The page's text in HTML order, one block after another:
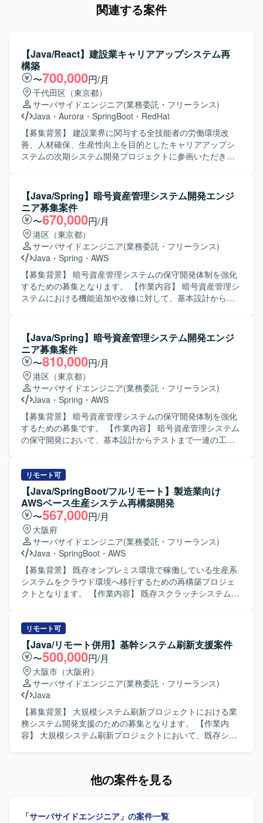
関連する案件
【Java/React】建設業キャリアアップシステム再
構築
〜700,000円/月
千代田区（東京都）
サーバサイドエンジニア(業務委託・フリーランス)
Java ・ Aurora ・ SpringBoot ・ RedHat
【募集背景】 建設業界に関与する全技能者の労働環境改
善、人材確保、生産性向上を目的としたキャリアアップシ
ステムの次期システム開発プロジェクトに参画いただきま
ステム運用・保守、事業拡大への拡張性確保を目的とした
次期システムの設計・開発およびデータ移行作業を担当し
ていただきます。 アプリケーション設計・開発、データ移
行設計・実装、既存データ構造の分析やマッピング設計、
SQLやシェルスクリプトを用いた移行処理の実装・検証な
どを行っていただきます。 【求める人物像】 システムの目
的や業務背景を理解し、自ら課題や不明点を洗い出して関
係者と調整しながら設計・実装を進められる方を求めてお
ります。 チームメンバーと連携しながら主体的に動き、品
質と生産性の両立を意識して業務に取り組める方が望まし
わることができ、大規模なデータ移行やクラウド環境を活
用したシステム開発の経験を積むことができます。 アプリ
ケーション開発とデータ移行の両面でスキルを高められる
環境です。 【開発環境】 Java、React、Amazon Aurora
PostgreSQL、Red Hat Enterprise Linux、Spring Boot など
を用いたWeb業務アプリケーションの開発・データ移行を
行っております。
【Java/Spring】暗号資産管理システム開発エンジ
ニア募集案件
〜670,000円/月
港区（東京都）
サーバサイドエンジニア(業務委託・フリーランス)
Java ・ Spring ・ AWS
【募集背景】 暗号資産管理システムの保守開発体制を強化
するための募集となります。 【作業内容】 暗号資産管理シ
ステムにおける機能追加や改修に対して、基本設計からテ
合テストの実施および不具合対応などを行っていただきま
す。 【求める人物像】 既存システムの仕様を自らキャッチ
アップし、主体的に課題解決へ取り組める方を求めていま
す。関係者と円滑にコミュニケーションを取りながら、品
質と生産性の両立を意識して開発を進められる方が望まし
いです。 【ポジションの魅力】 暗号資産領域における金融
システムの開発を通じて、ドメイン知識と技術スキルの両
面を高めることができます。バックエンドからフロントエ
ンドまで幅広い技術に携わることができ、中長期的なキャ
リア形成にもつながるポジションです。 【開発環境】
【Java/Spring】暗号資産管理システム開発エンジ
ニア募集案件
〜810,000円/月
港区（東京都）
サーバサイドエンジニア(業務委託・フリーランス)
Java ・ Spring ・ AWS
【募集背景】 暗号資産管理システムの保守開発体制を強化
するための募集です。 【作業内容】 暗号資産管理システム
の保守開発において、基本設計からテストまで一連の工程
ていただきます。 【求める人物像】 前向きに業務へ取り組
み、キャッチアップや技術向上に積極的な方を求めていま
す。関係者と円滑にコミュニケーションを取りながら、自
律的に動ける方が望ましいです。 【ポジションの魅力】 金
融業界向け暗号資産管理システムの開発に携わることで、
セキュリティや高信頼性が求められる領域での開発経験を
積むことができます。Javaを中心としたバックエンドから
フロントエンドまで幅広い技術スタックに触れられます。
【開発環境】 Java、Spring、Javascript、JSP、React.js、
git、AWS 等を利用した環境です。
リモート可
【Java/SpringBoot/フルリモート】製造業向け
AWSベース生産システム再構築開発
〜567,000円/月
大阪府
サーバサイドエンジニア(業務委託・フリーランス)
Java ・ SpringBoot ・ AWS
【募集背景】 既存オンプレミス環境で稼働している生産系
システムをクラウド環境へ移行するための再構築プロジェ
クトとなります。 【作業内容】 既存スクラッチシステムお
Boot）を用いた基本設計、詳細設計、実装、単体テスト、
結合テストまで一連の開発工程をご担当いただきます。
【求める人物像】 生産管理領域の業務知識を活かしなが
ら、自ら主体的に仕様を整理し開発を進めていただける方
を求めております。 関係者と円滑にコミュニケーションを
取りながら、品質と生産性の両立を意識して取り組んでい
ただける方です。 【ポジションの魅力】 オンプレミスから
クラウドへの再構築プロジェクトに参画することで、AWS
を前提としたシステムアーキテクチャやモダンなJava開発
の経験を積むことができます。 製造業向け生産管理システ
リモート可
【Java/リモート併用】基幹システム刷新支援案件
〜500,000円/月
大阪市（大阪府）
サーバサイドエンジニア(業務委託・フリーランス)
Java
【募集背景】 大規模システム刷新プロジェクトにおける業
務システム開発支援のための募集となります。 【作業内
容】 大規模システム刷新プロジェクトにおいて、既存シス
開発プロジェクトにおいて自ら主体的に技術調査や検証、
前向きに関わっていただける方が望ましいです。 【ポジシ
他の案件を見る
「サーバサイドエンジニア」の案件一覧